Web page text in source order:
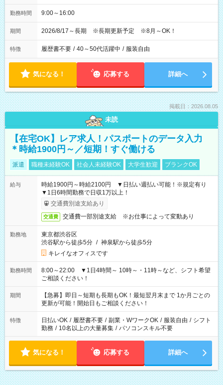
勤務時間 9:00～16:00
期間 2026/8/17～長期 ※長期更新予定 ※8月～OK！
特徴 履歴書不要 / 40～50代活躍中 / 服装自由
気になる！ 応募する 詳細へ
掲載日：2026.08.05
未読
【在宅OK】レア求人！パスポートのデータ入力
＊時給1900円～／短期！すぐ働ける
派遣 職種未経験OK 社会人未経験OK 大学生歓迎 ブランクOK
給与
時給1900円～時給2100円 ▼日払い週払い可能！※規定有り
▼1日6時間勤務で日収1万以上！
交通費別途支給あり
交通費 交通費一部別途支給 ※お仕事によって変動あり
勤務地
東京都渋谷区
渋谷駅から徒歩5分 / 神泉駅から徒歩5分
キレイなオフィスです
勤務時間
8:00～22:00 ▼1日4時間～ 10時～・11時～など、シフト希望
ご相談ください！
期間
【急募】即日～短期も長期もOK！最短翌月末まで 1か月ごとの
更新が可能！開始日もご相談ください！
特徴 日払いOK / 履歴書不要 / 副業・WワークOK / 服装自由 / シフト
勤務 / 10名以上の大量募集 / パソコンスキル不要
気になる！ 応募する 詳細へ